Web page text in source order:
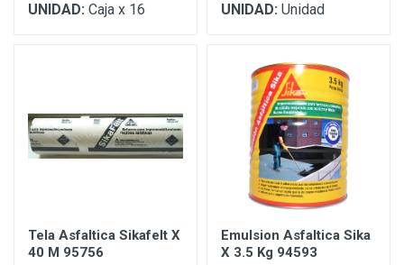
UNIDAD: Caja x 16
UNIDAD: Unidad
Tela Asfaltica Sikafelt X
40 M 95756
Emulsion Asfaltica Sika
X 3.5 Kg 94593